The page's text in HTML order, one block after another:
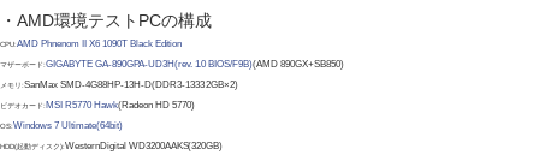
・AMD環境テストPCの構成
CPU:AMD Phnenom II X6 1090T Black Edition
マザーボード:GIGABYTE GA-890GPA-UD3H(rev. 1.0 BIOS/F9B)(AMD 890GX+SB850)
メモリ:SanMax SMD-4G88HP-13H-D(DDR3-1333 2GB×2)
ビデオカード: MSI R5770 Hawk(Radeon HD 5770)
OS:Windows 7 Ultimate(64bit)
HDD(起動ディスク):WesternDigital WD3200AAKS(320GB)